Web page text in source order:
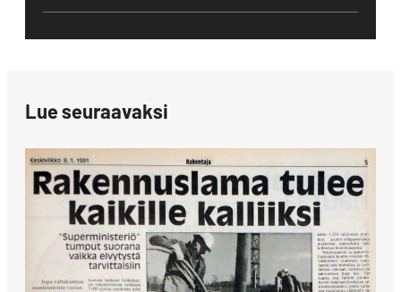
Lue seuraavaksi